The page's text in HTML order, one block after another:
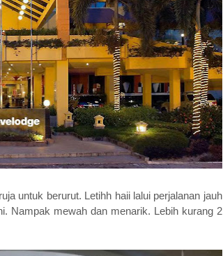
untuk berurut. Letihh haii lalui perjalanan jauh
Nampak mewah dan menarik. Lebih kurang 2